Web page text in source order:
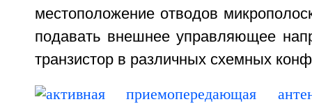
местоположение отводов
подавать внешнее управляющее
транзистор в различных схемных